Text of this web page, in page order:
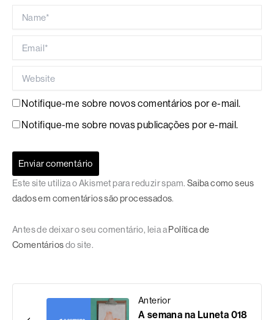
Notifique-me sobre novos comentários por e-mail.
Notifique-me sobre novas publicações por e-mail.
Este site utiliza o Akismet para reduzir spam. Saiba como seus
dados em comentários são processados.
Antes de deixar o seu comentário, leia a Política de
Comentáriosdo site.
Anterior
A semana na Luneta 018